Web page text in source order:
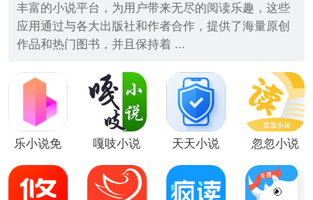
丰富的小说平台，为用户带来无尽的阅读乐趣，这些
应用通过与各大出版社和作者合作，提供了海量原创
作品和热门图书，并且保持着 ...
乐小说免
嘎吱小说 天天小说 忽忽小说